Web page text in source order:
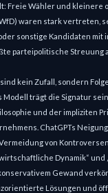
Freie Wähler und kleinere
WfD) waren stark vertreten,
sonstige Kandidaten mit
parteipolitische Streuung
kein Zufall, sondern
Modell trägt die Signatur
und der impliziten
ChatGPTs
von
Dynamik“ und
Gewand
Lösungen und